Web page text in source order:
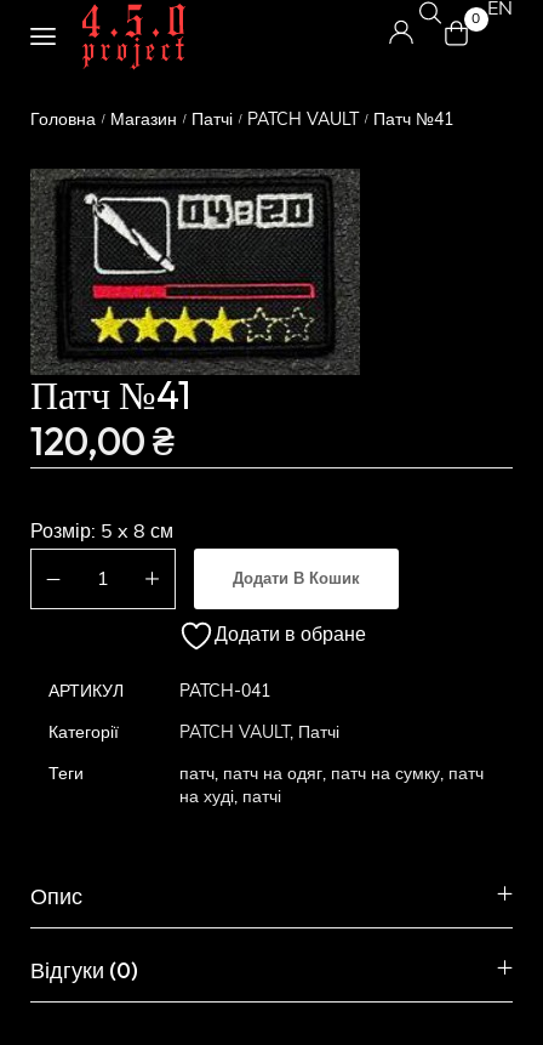
0 EN
Головна / Магазин / Патчі / PATCH VAULT / Патч №41
Патч №41
120,00₴
Розмір: 5 x 8 см
Додати В Кошик
Додати в обране
АРТИКУЛ PATCH-041
Категорії PATCH VAULT , Патчі
Теги патч, патч на одяг, патч на сумку, патч
на худі, патчі
Опис
Відгуки (0)